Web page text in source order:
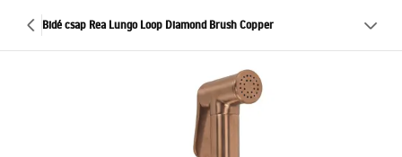
Bidé csap Rea Lungo Loop Diamond Brush Copper